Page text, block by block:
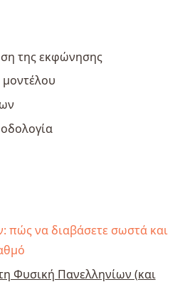
της εκφώνησης
πώς να διαβάσετε σωστά και
Φυσική Πανελληνίων (και